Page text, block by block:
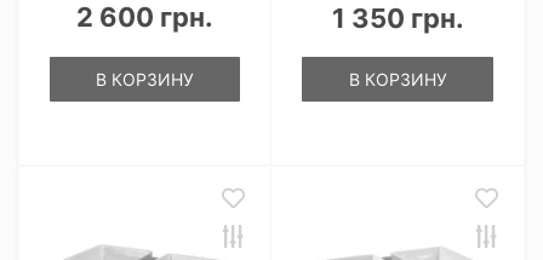
2 600 грн.
В КОРЗИНУ
1 350 грн.
В КОРЗИНУ